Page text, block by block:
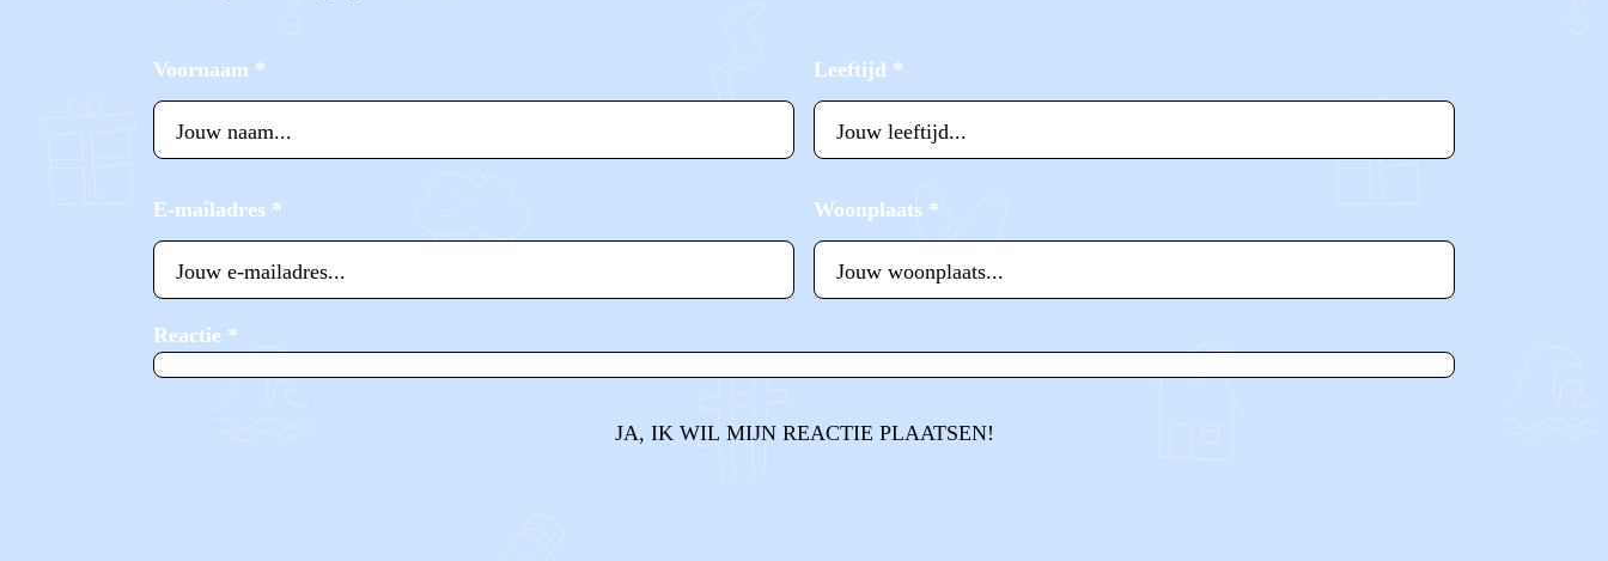
Voornaam * Leeftijd *
E-mailadres * Woonplaats *
Reactie *
JA, IK WIL MIJN REACTIE PLAATSEN!